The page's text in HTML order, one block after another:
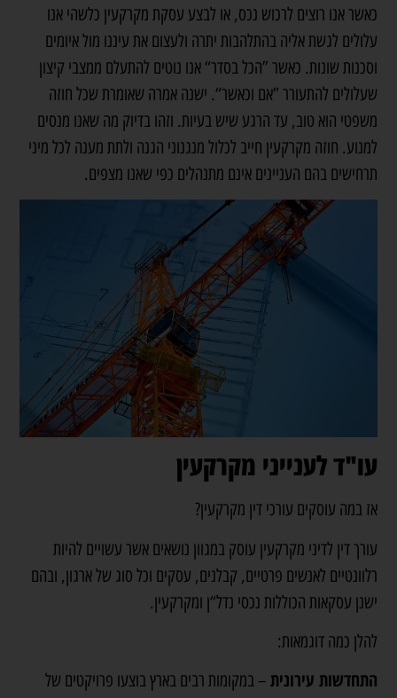
כאשר אנו רוצים לרכוש נכס, או לבצע עסקת מקרקעין כלשהי אנו
עלולים לגשת אליה בהתלהבות יתרה ולעצום את עיננו מול איומים
וסכנות שונות. כאשר ”הכל בסדר“ אנו נוטים להתעלם ממצבי קיצון
שעלולים להתעורר ”אם וכאשר“. ישנה אמרה שאומרת שכל חוזה
משפטי הוא טוב, עד הרגע שיש בעיות. וזהו בדיוק מה שאנו מנסים
למנוע. חוזה מקרקעין חייב לכלול מנגנוני הגנה ולתת מענה לכל מיני
תרחישים בהם העניינים אינם מתנהלים כפי שאנו מצפים.
עו"ד לענייני מקרקעין
אז במה עוסקים עורכי דין מקרקעין?
עורך דין לדיני מקרקעין עוסק במגוון נושאים אשר עשויים להיות
רלוונטיים לאנשים פרטיים, קבלנים, עסקים וכל סוג של ארגון, ובהם
ישנן עסקאות הכוללות נכסי נדל“ן ומקרקעין.
להלן כמה דוגמאות:
התחדשות עירונית – במקומות רבים בארץ בוצעו פרויקטים של